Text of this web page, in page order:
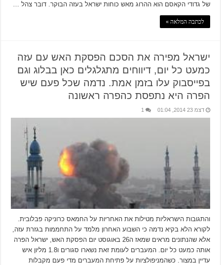
של גדודי הקאסם הוא ההרוג מאש כוחות ישראל בעזה הבוקר. דובר צהל …
לכתבה המלאה »
ישראל מפירה את הסכם הפסקת האש עם עזה
כמעט כל יום, דיווחים מתגלגלים כאן בבלוג וגם
בפייסבוק עלו בזמן אמת. נדמה שכל פעם שיש
הפרה היא נתפסת כהפרה ראשונה
דצמ 23 2014, 01:04 1
והתגובות הישראליות מטילות את האחריות על החמאס כרוניקה פבלובית.
לקורא הלא בקיא נדמה כי השבוע האחרון מלמד על התחממות בגזרת עזה,
אלא שהנתונים מראים שמאז ה26 באוגוסט יום הפסקת האש, ישראל הפרה
אותה כמעט כל יום. המעברים לעומת זאת נשארו סגורים ו1.8 מליון איש
עדיין במצור. כשהמניפולציות על פתיחת המעברים מדי פעם מקבלות